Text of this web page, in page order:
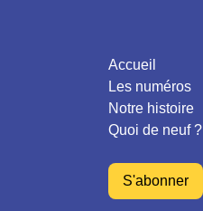
Accueil
Les numéros
Notre histoire
Quoi de neuf ?
S'abonner